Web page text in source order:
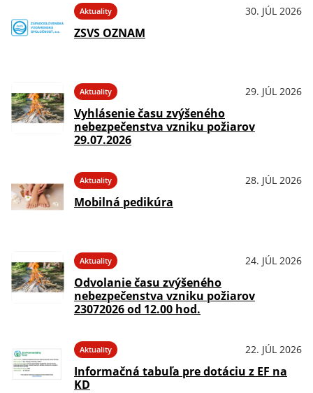
Aktuality 30. JÚL 2026
ZSVS OZNAM
Aktuality 29. JÚL 2026
Vyhlásenie času zvýšeného
nebezpečenstva vzniku požiarov
29.07.2026
Aktuality 28. JÚL 2026
Mobilná pedikúra
Aktuality 24. JÚL 2026
Odvolanie času zvýšeného
nebezpečenstva vzniku požiarov
23072026 od 12.00 hod.
Aktuality 22. JÚL 2026
Informačná tabuľa pre dotáciu z EF na
KD